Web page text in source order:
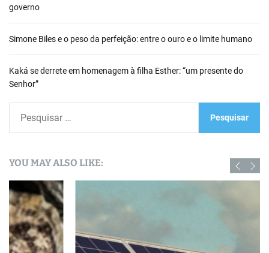
governo
Simone Biles e o peso da perfeição: entre o ouro e o limite humano
Kaká se derrete em homenagem à filha Esther: “um presente do
Senhor”
u
i
s
a
r
p
YOU MAY ALSO LIKE: